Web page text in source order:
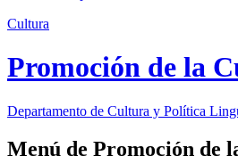
Cultura
Promoción de la
Departamento de Cultura y Política
Menú de Promoción de